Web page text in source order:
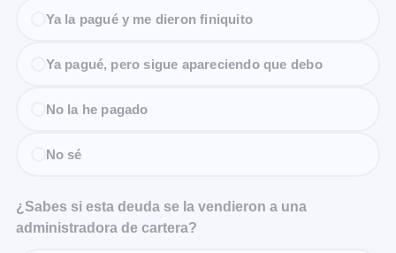
Ya la pagué y me dieron finiquito
Ya pagué, pero sigue apareciendo que debo
No la he pagado
No sé
¿Sabes si esta deuda se la vendieron a una
administradora de cartera?